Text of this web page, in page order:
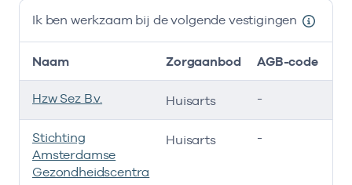
Ik ben werkzaam bij de volgende vestigingen
Naam Zorgaanbod AGB-code
Hzw Sez B.v. Huisarts -
Stichting
Amsterdamse
Gezondheidscentra
Huisarts -